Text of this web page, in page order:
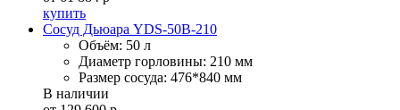
купить
Сосуд Дьюара YDS-50B-210
Объём: 50 л
Диаметр горловины: 210 мм
Размер сосуда: 476*840 мм
В наличии